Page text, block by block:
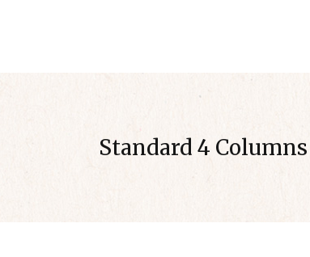
Standard 4